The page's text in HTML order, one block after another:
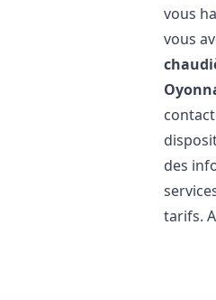
vous
vous
des
tarifs.